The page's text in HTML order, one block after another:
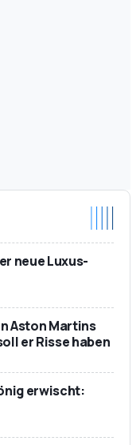
neue Luxus-
Aston Martins
er Risse haben
erwischt: